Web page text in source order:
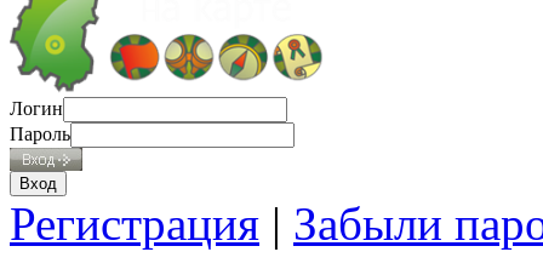
Логин
Пароль
Регистрация | Забыли